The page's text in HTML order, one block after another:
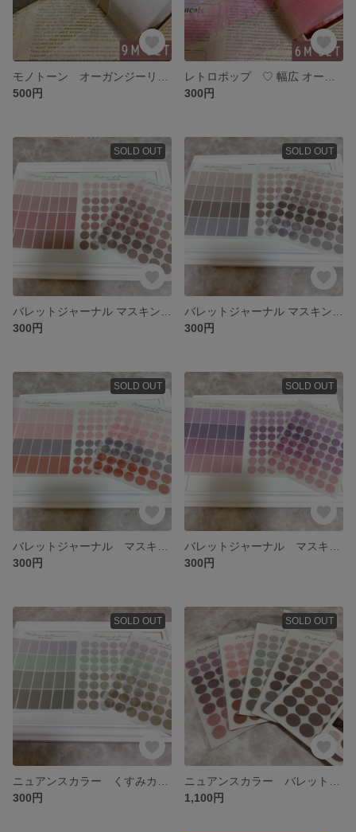
500円
300円
SOLD OUT
300円
SOLD OUT
300円
SOLD OUT
300円
SOLD OUT
300円
SOLD OUT
300円
SOLD OUT
1,100円